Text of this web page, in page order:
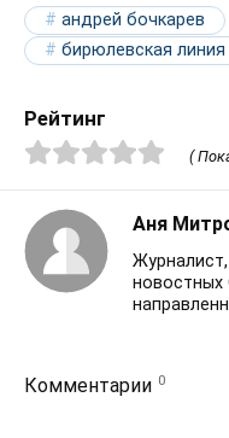
андрей бочкарев
бирюлевская линия
Рейтинг
(
Аня
новостных
Комментарии 0